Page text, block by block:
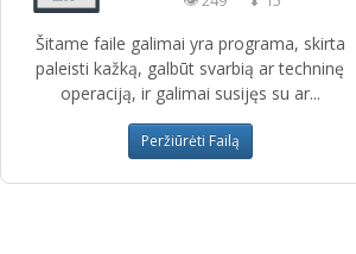
Šitame faile galimai yra programa, skirta
paleisti kažką, galbūt svarbią ar techninę
operaciją, ir galimai susijęs su ar...
Peržiūrėti Failą